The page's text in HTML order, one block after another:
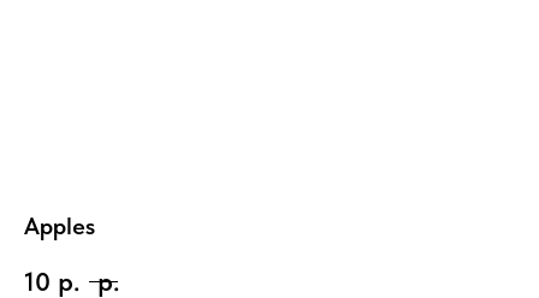
Apples
10 р. р.